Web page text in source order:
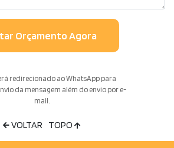
redirecionado ao WhatsApp para
da mensagem além do envio por e-
mail.
VOLTAR TOPO